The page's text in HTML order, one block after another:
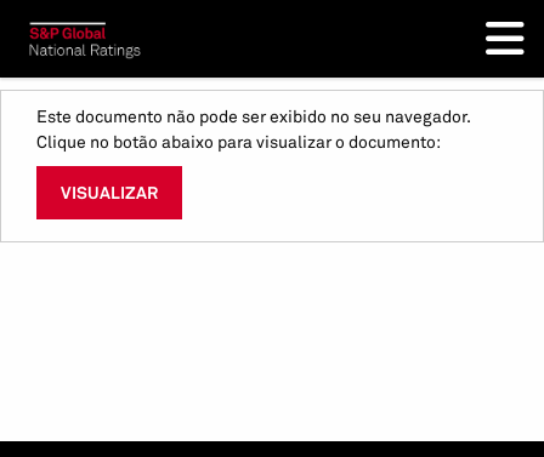
Este documento não pode ser exibido no seu navegador.
Clique no botão abaixo para visualizar o documento:
VISUALIZAR